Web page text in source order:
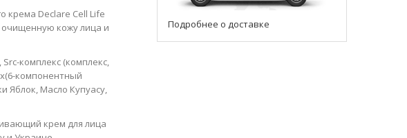
крема Declare Cell Life
кожу лица и
комплекс (комплекс,
компонентный
Яблок, Масло Купуасу,
крем для лица
Подробнее о доставке